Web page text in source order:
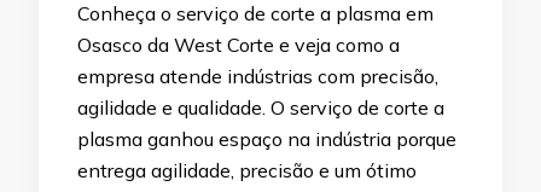
Conheça o serviço de corte a plasma em
Osasco da West Corte e veja como a
empresa atende indústrias com precisão,
agilidade e qualidade. O serviço de corte a
plasma ganhou espaço na indústria porque
entrega agilidade, precisão e um ótimo